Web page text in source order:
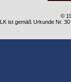
©
ist gemäß Urkunde Nr.